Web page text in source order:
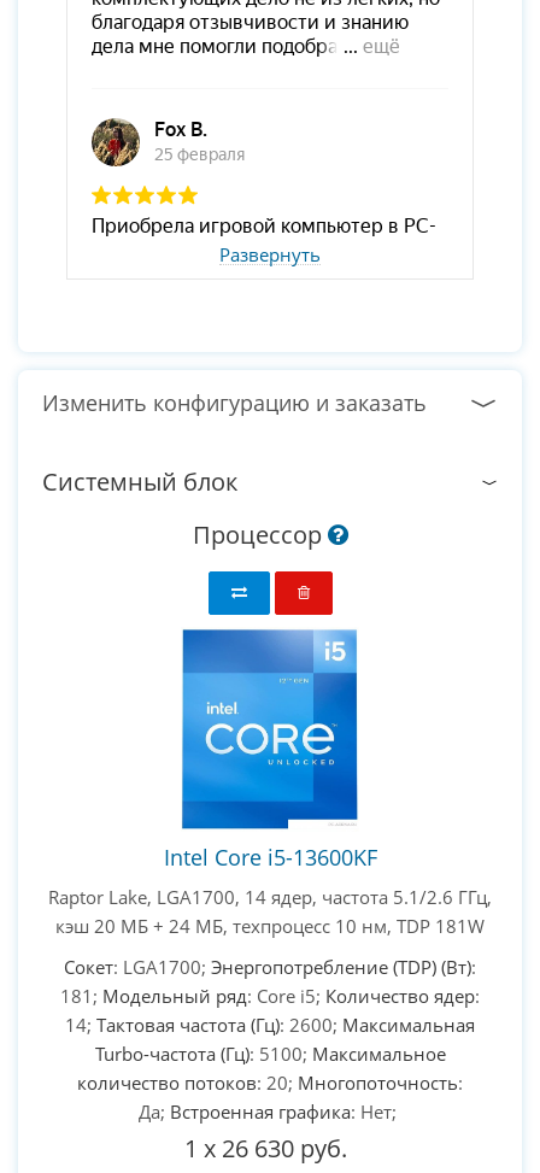
PC-Arena на карте Москвы — Яндекс Карты
Развернуть
Изменить конфигурацию и заказать
Системный блок
Процессор
Intel Core i5-13600KF
Raptor Lake, LGA1700, 14 ядер, частота 5.1/2.6 ГГц,
кэш 20 МБ + 24 МБ, техпроцесс 10 нм, TDP 181W
Сокет: LGA1700; Энергопотребление (TDP) (Вт):
181; Модельный ряд: Core i5; Количество ядер:
14; Тактовая частота (Гц): 2600; Максимальная
Turbo-частота (Гц): 5100; Максимальное
количество потоков: 20; Многопоточность:
Да; Встроенная графика: Нет;
1 x 26 630 руб.